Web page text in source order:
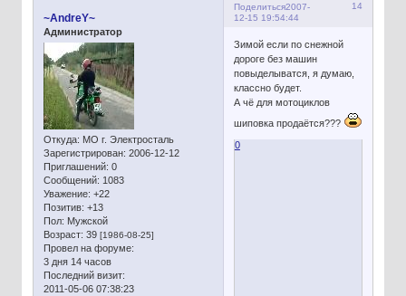
Поделиться 14
2007-
12-15 19:54:44
~AndreY~
Администратор
Откуда: МО г. Электросталь
Зарегистрирован: 2006-12-12
Приглашений: 0
Сообщений: 1083
Уважение: +22
Позитив: +13
Пол: Мужской
Возраст: 39 [1986-08-25]
Провел на форуме:
3 дня 14 часов
Последний визит:
2011-05-06 07:38:23
Зимой если по снежной
дороге без машин
повыделыватся, я думаю,
классно будет.
А чё для мотоциклов
шиповка продаётся???
0